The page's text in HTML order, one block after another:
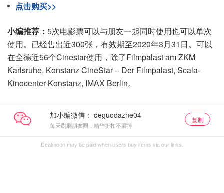
点击购买>>
小编推荐： 5次电影票可以与朋友一起同时使用也可以单次
使用。已经售出近300张，有效期至2020年3月31日。可以
在全德近56个Cinestar使用，除了Filmpalast am ZKM
Karlsruhe, Konstanz CineStar – Der Filmpalast, Scala-
Kinocenter Konstanz, IMAX Berlin。
加小编微信：
每天刷刷朋友圈，精华折扣不漏掉
复制
Dealmoon may be paid when users buy items via our links.